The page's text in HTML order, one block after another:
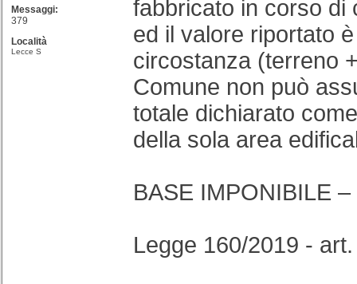
Messaggi:
379
Località
Lecce S
fabbricato in corso di
ed il valore riportato
circostanza (terreno
Comune non può
totale dichiarato
della sola area
BASE IMPONIBILE –
Legge 160/2019 -